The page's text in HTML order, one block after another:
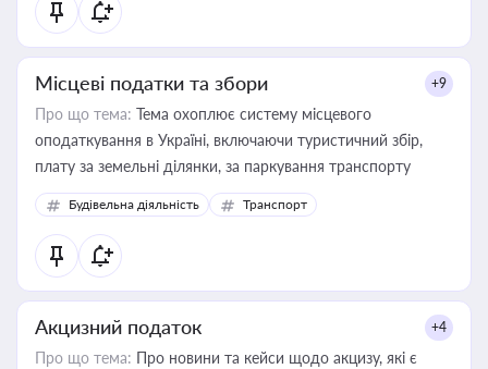
Місцеві податки та збори +9
Про що тема: Тема охоплює систему місцевого
оподаткування в Україні, включаючи туристичний збір,
плату за земельні ділянки, за паркування транспорту
Будівельна діяльність Транспорт
Акцизний податок +4
Про що тема: Про новини та кейси щодо акцизу, які є